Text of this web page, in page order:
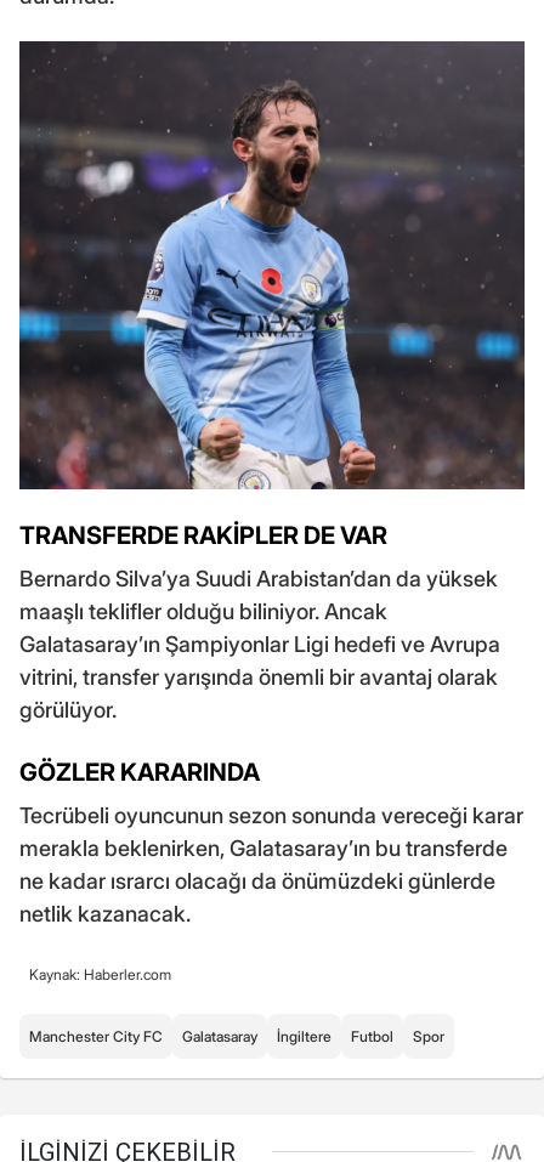
TRANSFERDE RAKİPLER DE VAR
Bernardo Silva’ya Suudi Arabistan’dan da yüksek
maaşlı teklifler olduğu biliniyor. Ancak
Galatasaray’ın Şampiyonlar Ligi hedefi ve Avrupa
vitrini, transfer yarışında önemli bir avantaj olarak
görülüyor.
GÖZLER KARARINDA
Tecrübeli oyuncunun sezon sonunda vereceği karar
merakla beklenirken, Galatasaray’ın bu transferde
ne kadar ısrarcı olacağı da önümüzdeki günlerde
netlik kazanacak.
Kaynak: Haberler.com
Manchester City FC Galatasaray İngiltere Futbol Spor